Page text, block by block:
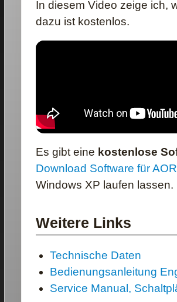
In diesem Video zeige ich,
dazu ist kostenlos.
Es gibt eine kostenlose
Download Software für
Windows XP laufen
Weitere Links
Technische Daten
Bedienungsanleitung
Service Manual,